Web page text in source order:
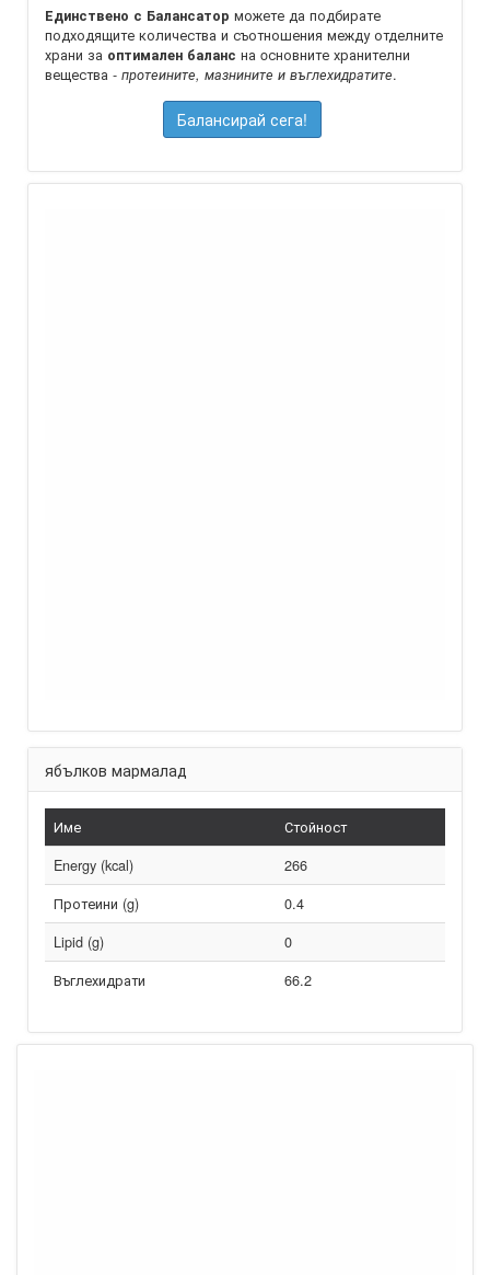
Единствено с Балансатор можете да подбирате
подходящите количества и съотношения между отделните
храни за оптимален баланс на oсновните хранителни
вещества - протеините, мазнините и въглехидратите.
Балансирай сега!
ябълков мармалад
Име
Стойност
Energy (kcal)
266
Протеини (g)
0.4
Lipid (g)
0
Въглехидрати
66.2